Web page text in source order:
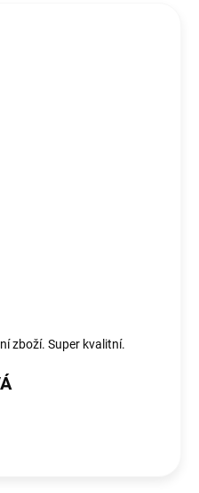
zboží. Super kvalitní.